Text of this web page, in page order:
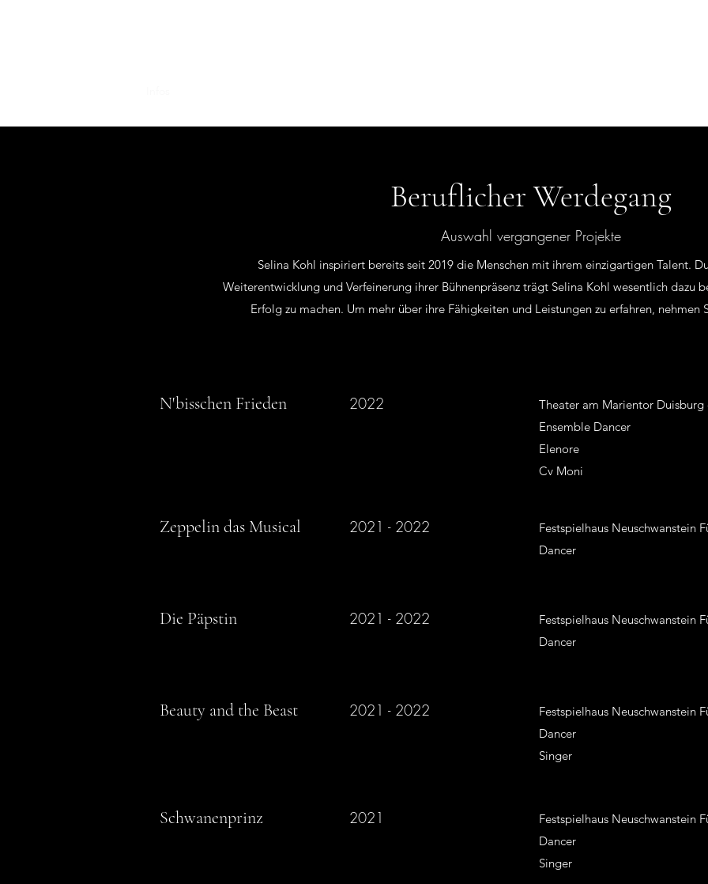
Beruflicher Werdegang
Auswahl vergangener Projekte
Selina Kohl inspiriert bereits seit 2019 die Menschen mit ihrem einzigartigen Talent.
Weiterentwicklung und Verfeinerung ihrer Bühnenpräsenz trägt Selina Kohl wesentlich dazu
Erfolg zu machen. Um mehr über ihre Fähigkeiten und Leistungen zu erfahren, nehmen
N'bisschen Frieden 2022
Theater am Marientor
Ensemble Dancer
Elenore
Cv Moni
Zeppelin das Musical 2021 - 2022
Festspielhaus Neuschwanstein
Dancer
Die Päpstin 2021 - 2022
Festspielhaus Neuschwanstein
Dancer
Beauty and the Beast 2021 - 2022
Festspielhaus Neuschwanstein
Dancer
Singer
Schwanenprinz 2021
Festspielhaus Neuschwanstein
Dancer
Singer